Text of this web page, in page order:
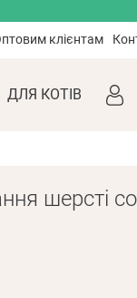
клієнтам
ДЛЯ КОТІВ
шерсті